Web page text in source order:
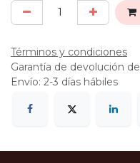
Términos y condiciones
Garantía de devolución
Envío: 2-3 días hábiles